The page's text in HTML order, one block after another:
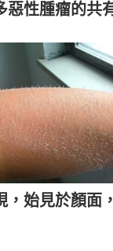
性腫瘤的共
，始見於顏面